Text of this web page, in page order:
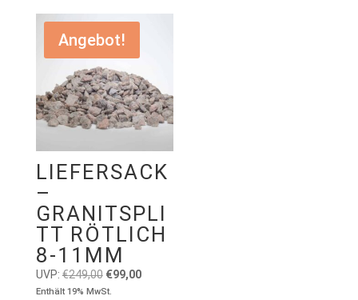
Angebot!
LIEFERSACK
–
GRANITSPLI
TT RÖTLICH
8-11MM
UVP: €249,00 Ursprünglicher
Preis
€99,00Aktueller
Enthält 19% MwSt.